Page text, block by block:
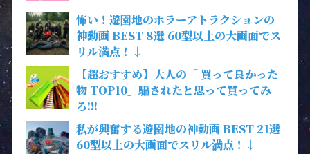
怖い！遊園地のホラーアトラクションの
神動画 BEST 8選 60型以上の大画面でス
リル満点！↓
【超おすすめ】大人の「 買って良かった
物 TOP10」騙されたと思って買ってみ
ろ!!!
私が興奮する遊園地の神動画 BEST 21選
60型以上の大画面でスリル満点！↓